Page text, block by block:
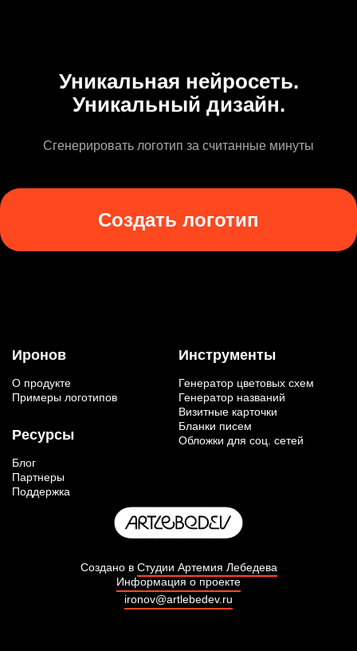
Уникальная нейросеть.
Уникальный дизайн.
Сгенерировать логотип за считанные минуты
Создать логотип
Иронов
О продукте
Примеры логотипов
Ресурсы
Блог
Партнеры
Поддержка
Инструменты
Генератор цветовых схем
Генератор названий
Визитные карточки
Бланки писем
Обложки для соц. сетей
Создано в Студии Артемия Лебедева
Информация о проекте
ironov@artlebedev.ru